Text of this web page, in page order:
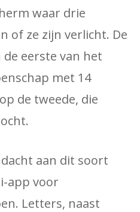
waar drie
of ze zijn verlicht. De
eerste van het
met 14
de tweede, die
aan dit soort
app voor
Letters, naast